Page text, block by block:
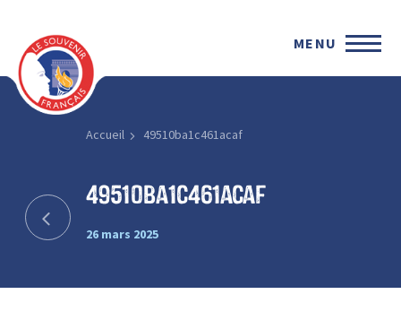
MENU
Accueil 49510ba1c461acaf
49510ba1c461acaf
26 mars 2025